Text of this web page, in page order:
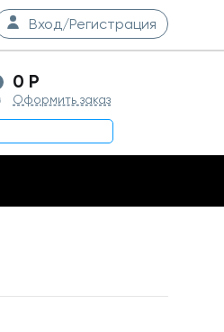
Вход/Регистрация
0 Р
Оформить заказ